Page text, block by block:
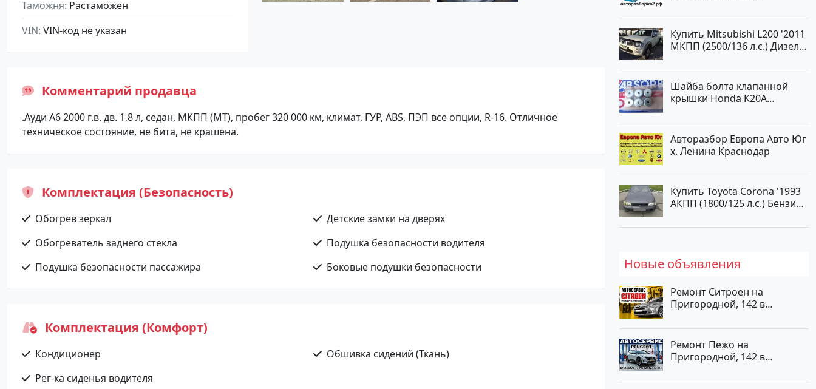
Таможня Растаможен
VIN VIN-код не указан
Комментарий продавца
.Ауди А6 2000 г.в. дв. 1,8 л, седан, МКПП (МТ), пробег 320 000 км, климат, ГУР, ABS, ПЭП все опции, R-16. Отличное
техническое состояние, не бита, не крашена.
Комплектация (Безопасность)
Обогрев зеркал
Детские замки на дверях
Обогреватель заднего стекла
Подушка безопасности водителя
Подушка безопасности пассажира
Боковые подушки безопасности
Комплектация (Комфорт)
Кондиционер
Обшивка сидений (Ткань)
Рег-ка сиденья водителя
Купить Mitsubishi L200 '2011
МКПП (2500/136 л.с.) Дизель
цвет белый Пикап по цене
1000000 рублей, объявление
№562 на сайте Авторынок23
Шайба болта клапанной
крышки Honda K20A
Авторазбор Европа Авто Юг
х. Ленина Краснодар
Купить Toyota Corona '1993
АКПП (1800/125 л.с.) Бензин
Седан по цене 470000
Новые объявления
Ремонт Ситроен на
Пригородной, 142 в
Ремонт Пежо на
Пригородной, 142 в